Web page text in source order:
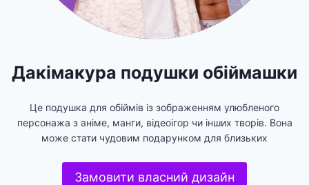
Дакімакура подушки обіймашки
Це подушка для обіймів із зображенням улюбленого
персонажа з аніме, манги, відеоігор чи інших творів. Вона
може стати чудовим подарунком для близьких
Замовити власний дизайн